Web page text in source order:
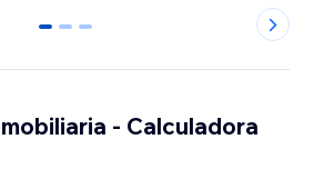
0 1 2
- Calculadora